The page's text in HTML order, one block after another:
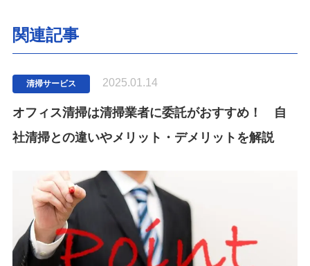
関連記事
清掃サービス 2025.01.14
オフィス清掃は清掃業者に委託がおすすめ！ 自
社清掃との違いやメリット・デメリットを解説